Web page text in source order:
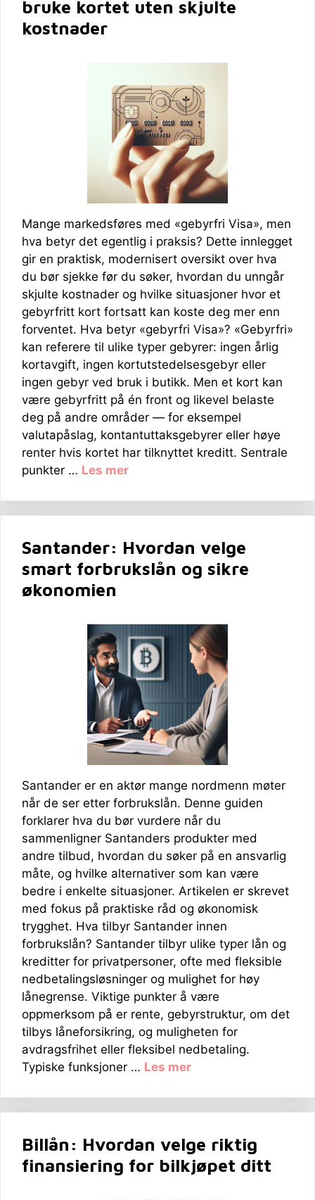
bruke kortet uten skjulte
kostnader
Mange markedsføres med «gebyrfri Visa», men
hva betyr det egentlig i praksis? Dette innlegget
gir en praktisk, modernisert oversikt over hva
du bør sjekke før du søker, hvordan du unngår
skjulte kostnader og hvilke situasjoner hvor et
gebyrfritt kort fortsatt kan koste deg mer enn
forventet. Hva betyr «gebyrfri Visa»? «Gebyrfri»
kan referere til ulike typer gebyrer: ingen årlig
kortavgift, ingen kortutstedelsesgebyr eller
ingen gebyr ved bruk i butikk. Men et kort kan
være gebyrfritt på én front og likevel belaste
deg på andre områder — for eksempel
valutapåslag, kontantuttaksgebyrer eller høye
renter hvis kortet har tilknyttet kreditt. Sentrale
punkter … Les mer
Santander: Hvordan velge
smart forbrukslån og sikre
økonomien
Santander er en aktør mange nordmenn møter
når de ser etter forbrukslån. Denne guiden
forklarer hva du bør vurdere når du
sammenligner Santanders produkter med
andre tilbud, hvordan du søker på en ansvarlig
måte, og hvilke alternativer som kan være
bedre i enkelte situasjoner. Artikelen er skrevet
med fokus på praktiske råd og økonomisk
trygghet. Hva tilbyr Santander innen
forbrukslån? Santander tilbyr ulike typer lån og
kreditter for privatpersoner, ofte med fleksible
nedbetalingsløsninger og mulighet for høy
lånegrense. Viktige punkter å være
oppmerksom på er rente, gebyrstruktur, om det
tilbys låneforsikring, og muligheten for
avdragsfrihet eller fleksibel nedbetaling.
Typiske funksjoner … Les mer
Billån: Hvordan velge riktig
finansiering for bilkjøpet ditt